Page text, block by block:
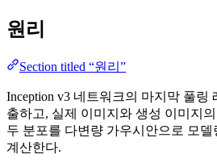
원리
Section titled “원리”
Inception v3 네트워크의 마지막 풀링
출하고, 실제 이미지와 생성 이미지
두 분포를 다변량 가우시안으로 모델
계산한다.